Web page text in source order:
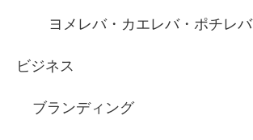
ヨメレバ・カエレバ・ポチレバ
ビジネス
ブランディング